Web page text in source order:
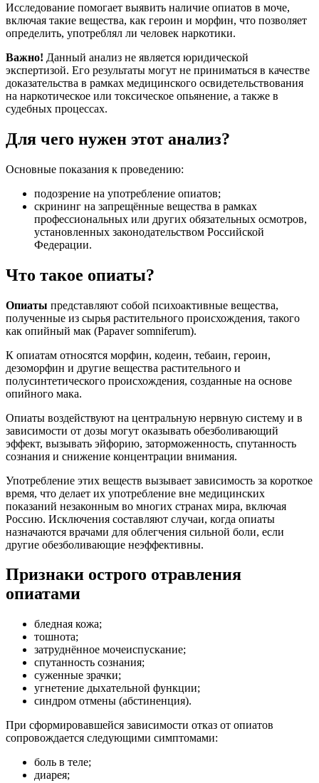
Исследование помогает выявить наличие опиатов в моче,
включая такие вещества, как героин и морфин, что позволяет
определить, употреблял ли человек наркотики.
Важно! Данный анализ не является юридической
экспертизой. Его результаты могут не приниматься в качестве
доказательства в рамках медицинского освидетельствования
на наркотическое или токсическое опьянение, а также в
судебных процессах.
Для чего нужен этот анализ?
Основные показания к проведению:
подозрение на употребление опиатов;
скрининг на запрещённые вещества в рамках
профессиональных или других обязательных осмотров,
установленных законодательством Российской
Федерации.
Что такое опиаты?
Опиаты представляют собой психоактивные вещества,
полученные из сырья растительного происхождения, такого
как опийный мак (Papaver somniferum).
К опиатам относятся морфин, кодеин, тебаин, героин,
дезоморфин и другие вещества растительного и
полусинтетического происхождения, созданные на основе
опийного мака.
Опиаты воздействуют на центральную нервную систему и в
зависимости от дозы могут оказывать обезболивающий
эффект, вызывать эйфорию, заторможенность, спутанность
сознания и снижение концентрации внимания.
Употребление этих веществ вызывает зависимость за короткое
время, что делает их употребление вне медицинских
показаний незаконным во многих странах мира, включая
Россию. Исключения составляют случаи, когда опиаты
назначаются врачами для облегчения сильной боли, если
другие обезболивающие неэффективны.
Признаки острого отравления
опиатами
бледная кожа;
тошнота;
затруднённое мочеиспускание;
спутанность сознания;
суженные зрачки;
угнетение дыхательной функции;
синдром отмены (абстиненция).
При сформировавшейся зависимости отказ от опиатов
сопровождается следующими симптомами:
боль в теле;
диарея;